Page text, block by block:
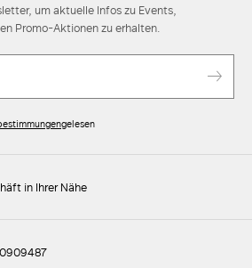
um aktuelle Infos zu Events,
Promo-Aktionen zu erhalten.
gelesen
in Ihrer Nähe